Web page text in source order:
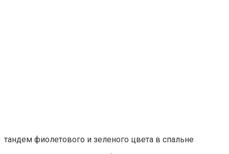
тандем фиолетового и зеленого цвета в спальне